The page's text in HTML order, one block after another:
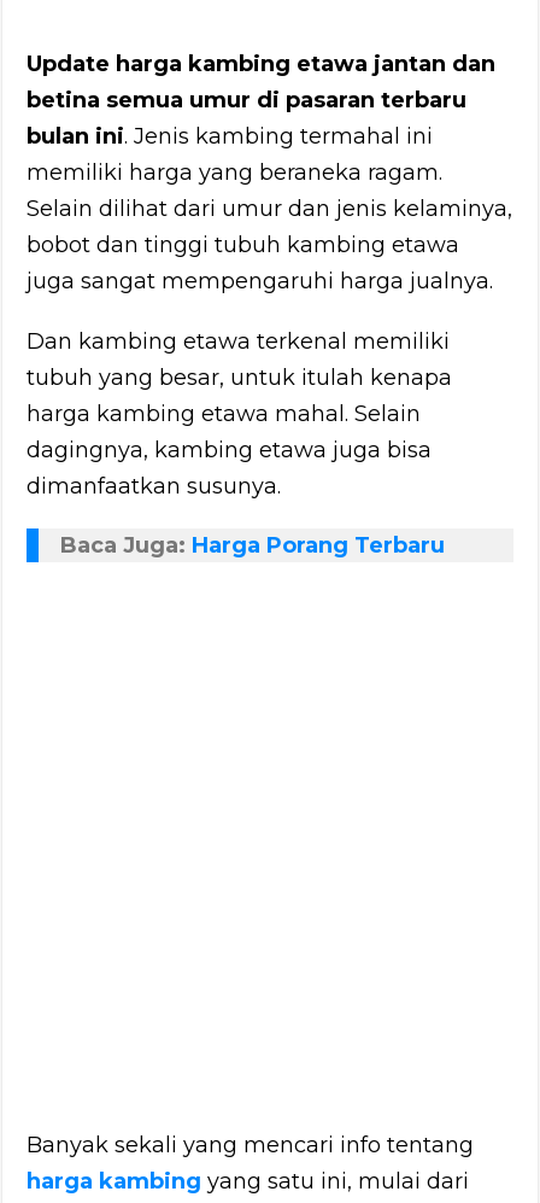
Update harga kambing etawa jantan dan
betina semua umur di pasaran terbaru
bulan ini. Jenis kambing termahal ini
memiliki harga yang beraneka ragam.
Selain dilihat dari umur dan jenis kelaminya,
bobot dan tinggi tubuh kambing etawa
juga sangat mempengaruhi harga jualnya.
Dan kambing etawa terkenal memiliki
tubuh yang besar, untuk itulah kenapa
harga kambing etawa mahal. Selain
dagingnya, kambing etawa juga bisa
dimanfaatkan susunya.
Baca Juga: Harga Porang Terbaru
Banyak sekali yang mencari info tentang
harga kambing yang satu ini, mulai dari